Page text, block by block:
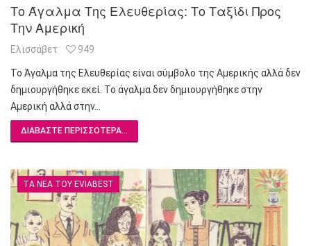
Το Άγαλμα Της Ελευθερίας: Το Ταξίδι Προς
Την Αμερική
Ελισσάβετ 949
Το Άγαλμα της Ελευθερίας είναι σύμβολο της Αμερικής αλλά δεν
δημιουργήθηκε εκεί. Το άγαλμα δεν δημιουργήθηκε στην
Αμερική αλλά στην…
ΔΙΑΒΆΣΤΕ ΠΕΡΙΣΣΌΤΕΡΑ...
ΤΑ ΝΈΑ ΤΟΥ EVIABEST